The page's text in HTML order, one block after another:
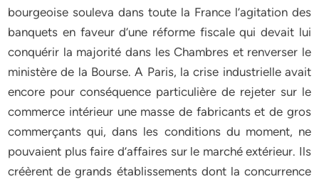
bourgeoise souleva dans toute la France l’agitation des
banquets en faveur d’une réforme fiscale qui devait lui
conquérir la majorité dans les Chambres et renverser le
ministère de la Bourse. A Paris, la crise industrielle avait
encore pour conséquence particulière de rejeter sur le
commerce intérieur une masse de fabricants et de gros
commerçants qui, dans les conditions du moment, ne
pouvaient plus faire d’affaires sur le marché extérieur. Ils
créèrent de grands établissements dont la concurrence